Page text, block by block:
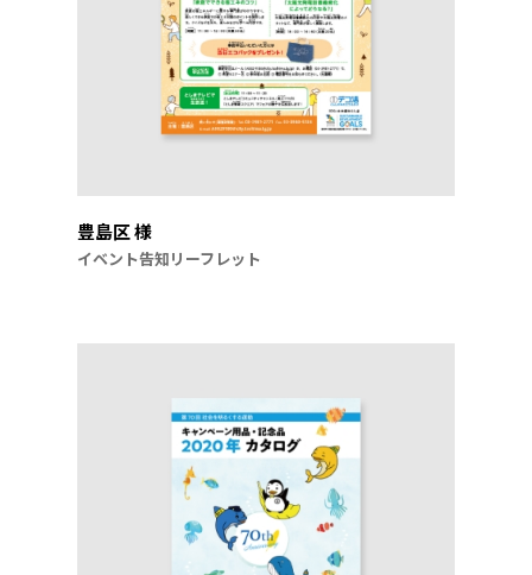
豊島区 様
イベント告知リーフレット